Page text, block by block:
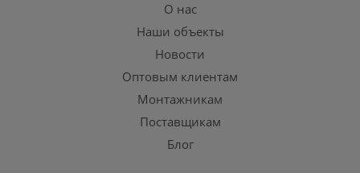
О нас
Наши объекты
Новости
Оптовым клиентам
Монтажникам
Поставщикам
Блог